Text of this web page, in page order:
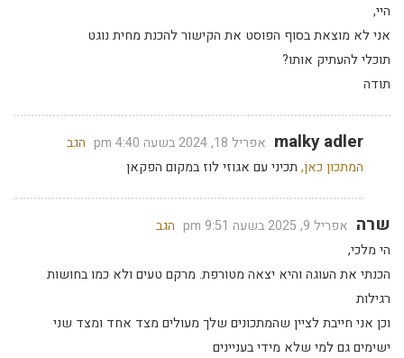
היי,
אני לא מוצאת בסוף הפוסט את הקישור להכנת מחית נוגט
תוכלי להעתיק אותו?
תודה
malky adler אפריל 18, 2024 בשעה 4:40 pm
הגב
המתכון כאן, תכיני עם אגוזי לוז במקום הפקאן
שרה אפריל 9, 2025 בשעה 9:51 pm
הגב
הי מלכי,
הכנתי את העוגה והיא יצאה מטורפת. מרקם טעים ולא כמו בחושות
רגילות
וכן אני חייבת לציין שהמתכונים שלך מעולים מצד אחד ומצד שני
ישימים גם למי שלא מידי בעניינים